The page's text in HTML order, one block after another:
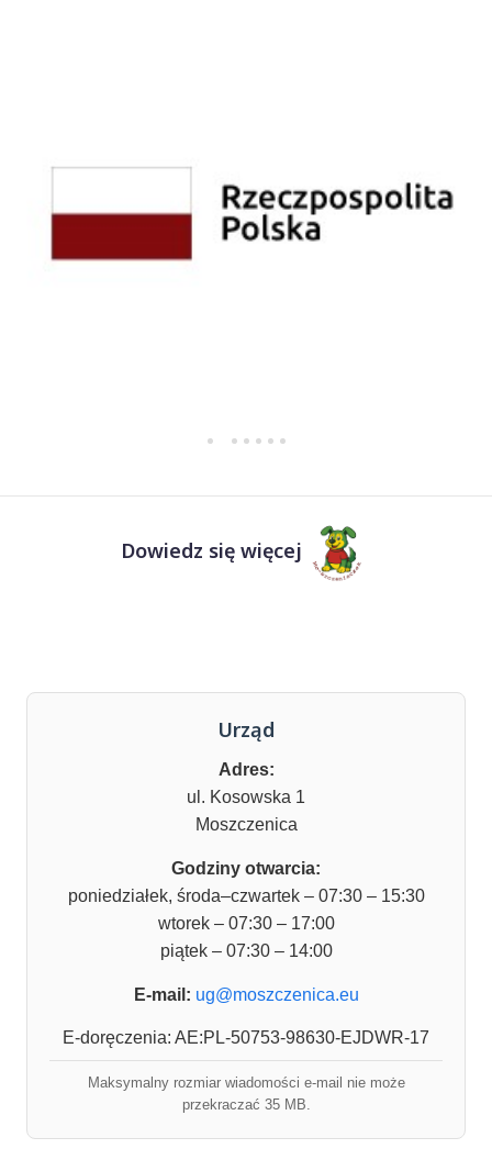
Dowiedz się więcej
Urząd
Adres:
ul. Kosowska 1
Moszczenica
Godziny otwarcia:
poniedziałek, środa–czwartek – 07:30 – 15:30
wtorek – 07:30 – 17:00
piątek – 07:30 – 14:00
E-mail: ug@moszczenica.eu
E-doręczenia: AE:PL-50753-98630-EJDWR-17
Maksymalny rozmiar wiadomości e-mail nie może
przekraczać 35 MB.